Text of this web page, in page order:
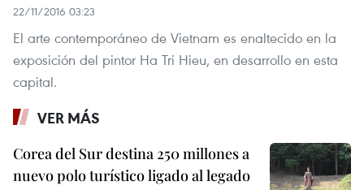
22/11/2016 03:23
El arte contemporáneo de Vietnam es enaltecido en la
exposición del pintor Ha Tri Hieu, en desarrollo en esta
capital.
VER MÁS
Corea del Sur destina 250 millones a
nuevo polo turístico ligado al legado